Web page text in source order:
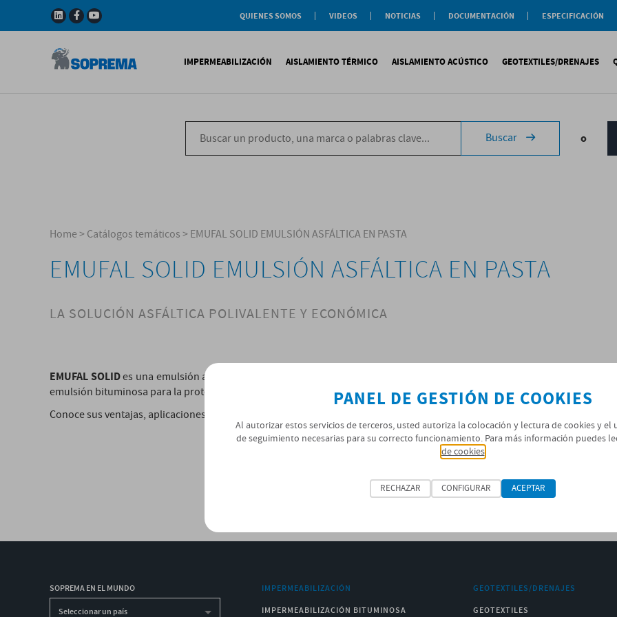
QUIENES SOMOS
VIDEOS
NOTICIAS
DOCUMENTACIÓN
Documentación General
ESPECIFICACIÓN
Certificaciones
IMPERMEABILIZACIÓN
Impermeabilización Bituminosa
Impermeabilización Sintética
Impermeabilización Líquida
AISLAMIENTO TÉRMICO
XPS
Texlosa
PIR
AISLAMIENTO ACÚSTICO
Tecsound®
Texfon
Texsilen
GEOTEXTILES/DRENAJES
Geotextiles
Drenajes
Buscar o
Home>Catálogos temáticos>EMUFAL SOLID EMULSIÓN ASFÁLTICA EN PASTA
EMUFAL SOLID EMULSIÓN ASFÁLTICA EN PASTA
LA SOLUCIÓN ASFÁLTICA POLIVALENTE Y ECONÓMICA
EMUFAL SOLIDes una emulsión asfáltica de aplicación en frío, de consistencia viscosa y soluble en agua que se utiliza
emulsión bituminosa para la protección de superficies, hormigones.
Conoce sus ventajas, aplicaciones y puesta en obra:
TRÍPTICO EMUFAL SOLID
SOPREMA EN EL MUNDO
Seleccionar un país
IMPERMEABILIZACIÓN
IMPERMEABILIZACIÓN BITUMINOSA
GEOTEXTILES/DRENAJES
GEOTEXTILES
PANEL DE GESTIÓN DE COOKIES
Al autorizar estos servicios de terceros, usted autoriza la colocación y lectura de cookies y el
de seguimiento necesarias para su correcto funcionamiento. Para más información puedes
de cookies
RECHAZAR CONFIGURAR ACEPTAR